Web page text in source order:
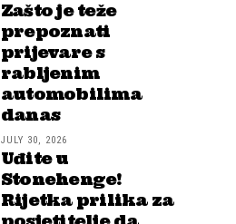
Zašto je teže
prepoznati
prijevare s
rabljenim
automobilima
danas
JULY 30, 2026
Uđite u
Stonehenge!
Rijetka prilika za